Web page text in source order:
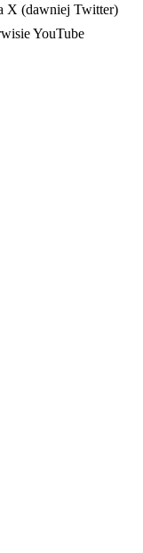
X (dawniej Twitter)
YouTube